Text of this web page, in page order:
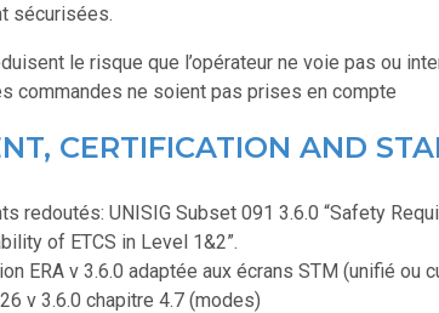
sécurisées.
le risque que l’opérateur ne voie pas ou
commandes ne soient pas prises en compte
CERTIFICATION AND
redoutés: UNISIG Subset 091 3.6.0 “Safety
of ETCS in Level 1&2”.
ERA v 3.6.0 adaptée aux écrans STM (unifié ou
v 3.6.0 chapitre 4.7 (modes)